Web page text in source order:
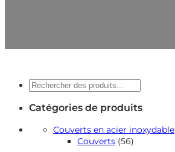
Recherche
Catégories de produits
Couverts en acier inoxydable
Couverts 5656